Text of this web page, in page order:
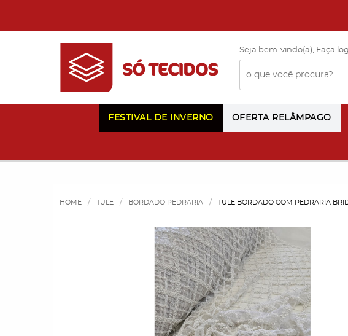
Seja bem-vindo(a), Faça
FESTIVAL DE INVERNO OFERTA RELÂMPAGO
HOME TULE BORDADO PEDRARIA TULE BORDADO COM PEDRARIA